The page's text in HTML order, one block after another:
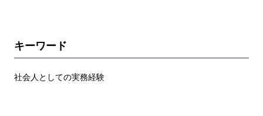
キーワード
社会人としての実務経験